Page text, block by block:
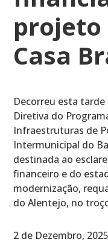
Casa
Decorreu esta
Diretiva do
Infraestruturas de
Intermunicipal do
destinada ao
financeiro e do
modernização,
do Alentejo, no
2 de Dezembro, 2025